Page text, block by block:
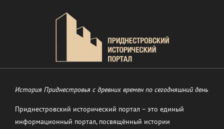
История Приднестровья с древних времен по сегодняшний день
Приднестровский исторический портал – это единый
информационный портал, посвящённый истории